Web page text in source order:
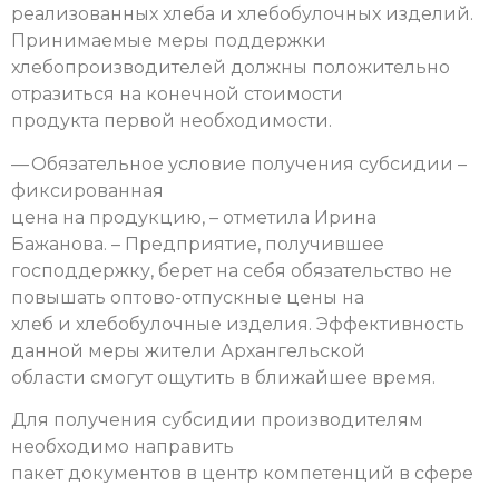
реализованных хлеба и хлебобулочных изделий.
Принимаемые меры поддержки
хлебопроизводителей должны положительно
отразиться на конечной стоимости
продукта первой необходимости.
— Обязательное условие получения субсидии –
фиксированная
цена на продукцию, – отметила Ирина
Бажанова. – Предприятие, получившее
господдержку, берет на себя обязательство не
повышать оптово-отпускные цены на
хлеб и хлебобулочные изделия. Эффективность
данной меры жители Архангельской
области смогут ощутить в ближайшее время.
Для получения субсидии производителям
необходимо направить
пакет документов в центр компетенций в сфере